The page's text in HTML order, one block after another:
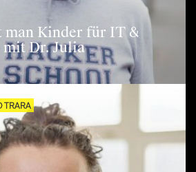
Kinder für IT &
Dr. Julia
TRARA